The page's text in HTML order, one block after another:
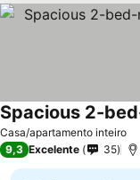
Casa/apartamento inteiro
9,3 Excelente 35